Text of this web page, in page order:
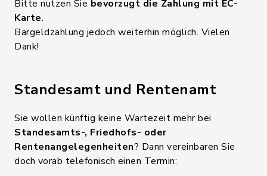
Bitte nutzen Sie bevorzugt die Zahlung mit EC-
Karte.
Bargeldzahlung jedoch weiterhin möglich. Vielen
Dank!
Standesamt und Rentenamt
Sie wollen künftig keine Wartezeit mehr bei
Standesamts-, Friedhofs- oder
Rentenangelegenheiten? Dann vereinbaren Sie
doch vorab telefonisch einen Termin: